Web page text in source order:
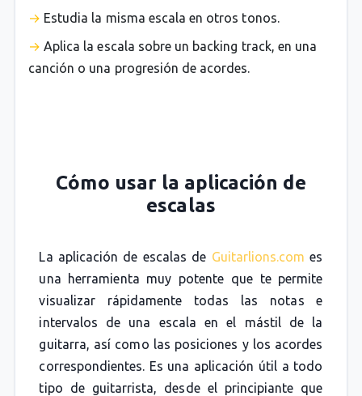
Estudia la misma escala en otros tonos.
Aplica la escala sobre un backing track, en una
canción o una progresión de acordes.
Cómo usar la aplicación de
escalas
La aplicación de escalas de Guitarlions.com es
una herramienta muy potente que te permite
visualizar rápidamente todas las notas e
intervalos de una escala en el mástil de la
guitarra, así como las posiciones y los acordes
correspondientes. Es una aplicación útil a todo
tipo de guitarrista, desde el principiante que